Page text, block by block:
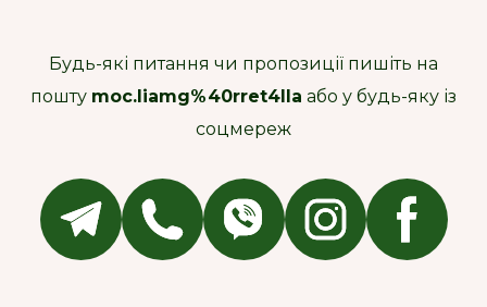
Будь-які питання чи пропозиції пишіть на
пошту moc.liamg%40rret4lla або у будь-яку із
соцмереж